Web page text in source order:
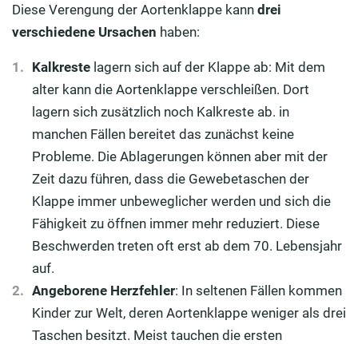
Diese Verengung der Aortenklappe kann drei
verschiedene Ursachen haben:
Kalkreste lagern sich auf der Klappe ab: Mit dem
alter kann die Aortenklappe verschleißen. Dort
lagern sich zusätzlich noch Kalkreste ab. in
manchen Fällen bereitet das zunächst keine
Probleme. Die Ablagerungen können aber mit der
Zeit dazu führen, dass die Gewebetaschen der
Klappe immer unbeweglicher werden und sich die
Fähigkeit zu öffnen immer mehr reduziert. Diese
Beschwerden treten oft erst ab dem 70. Lebensjahr
auf.
Angeborene Herzfehler: In seltenen Fällen kommen
Kinder zur Welt, deren Aortenklappe weniger als drei
Taschen besitzt. Meist tauchen die ersten